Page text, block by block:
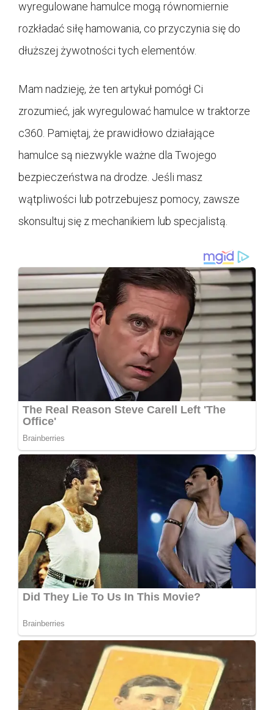
wyregulowane hamulce mogą równomiernie
rozkładać siłę hamowania, co przyczynia się do
dłuższej żywotności tych elementów.
Mam nadzieję, że ten artykuł pomógł Ci
zrozumieć, jak wyregulować hamulce w traktorze
c360. Pamiętaj, że prawidłowo działające
hamulce są niezwykle ważne dla Twojego
bezpieczeństwa na drodze. Jeśli masz
wątpliwości lub potrzebujesz pomocy, zawsze
skonsultuj się z mechanikiem lub specjalistą.